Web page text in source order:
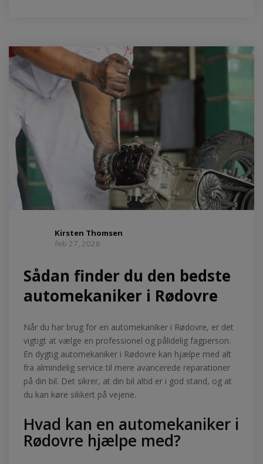
Kirsten Thomsen
feb 27, 2026
Sådan finder du den bedste
automekaniker i Rødovre
Når du har brug for en automekaniker i Rødovre, er det
vigtigt at vælge en professionel og pålidelig fagperson.
En dygtig automekaniker i Rødovre kan hjælpe med alt
fra almindelig service til mere avancerede reparationer
på din bil. Det sikrer, at din bil altid er i god stand, og at
du kan køre sikkert på vejene.
Hvad kan en automekaniker i
Rødovre hjælpe med?